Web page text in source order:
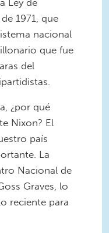
1971, que
nacional
que fue
del
¿por qué
Nixon? El
país
La
Nacional de
Graves, lo
reciente para